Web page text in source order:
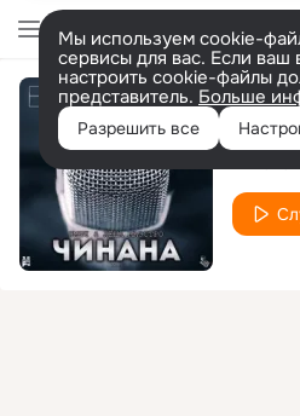
Мы используем cookie-
сервисы для вас. Если ваш
настроить cookie-файлы
представитель. Больше
Разрешить все